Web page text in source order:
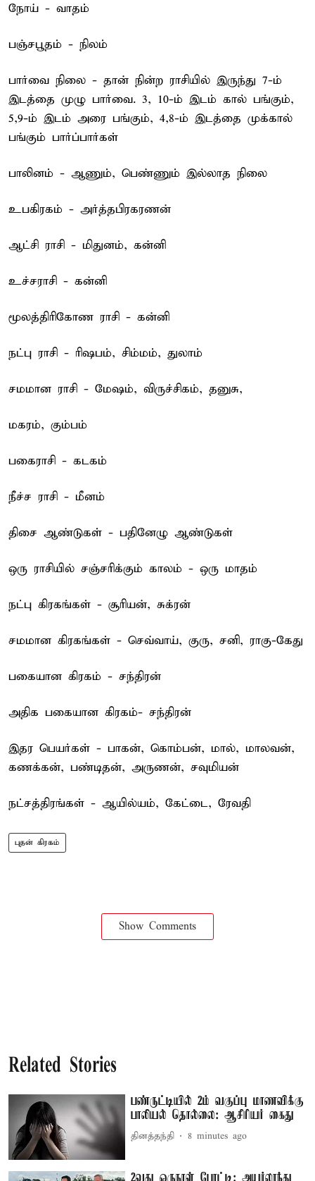
நோய் - வாதம்
பஞ்சபூதம் - நிலம்
பார்வை நிலை - தான் நின்ற ராசியில் இருந்து 7-ம்
இடத்தை முழு பார்வை. 3, 10-ம் இடம் கால் பங்கும்,
5,9-ம் இடம் அரை பங்கும், 4,8-ம் இடத்தை முக்கால்
பங்கும் பார்ப்பார்கள்
பாலினம் - ஆணும், பெண்ணும் இல்லாத நிலை
உபகிரகம் - அர்த்தபிரகரணன்
ஆட்சி ராசி - மிதுனம், கன்னி
உச்சராசி - கன்னி
மூலத்திரிகோண ராசி - கன்னி
நட்பு ராசி - ரிஷபம், சிம்மம், துலாம்
சமமான ராசி - மேஷம், விருச்சிகம், தனுசு,
மகரம், கும்பம்
பகைராசி - கடகம்
நீச்ச ராசி - மீனம்
திசை ஆண்டுகள் - பதினேழு ஆண்டுகள்
ஒரு ராசியில் சஞ்சரிக்கும் காலம் - ஒரு மாதம்
நட்பு கிரகங்கள் - சூரியன், சுக்ரன்
சமமான கிரகங்கள் - செவ்வாய், குரு, சனி, ராகு-கேது
பகையான கிரகம் - சந்திரன்
அதிக பகையான கிரகம்- சந்திரன்
இதர பெயர்கள் - பாகன், கொம்பன், மால், மாலவன்,
கணக்கன், பண்டிதன், அருணன், சவுமியன்
நட்சத்திரங்கள் - ஆயில்யம், கேட்டை, ரேவதி
புதன் கிரகம்
Show Comments
Related Stories
பண்ருட்டியில் 2ம் வகுப்பு மாணவிக்கு
பாலியல் தொல்லை: ஆசிரியர் கைது
தினத்தந்தி 8 minutes ago